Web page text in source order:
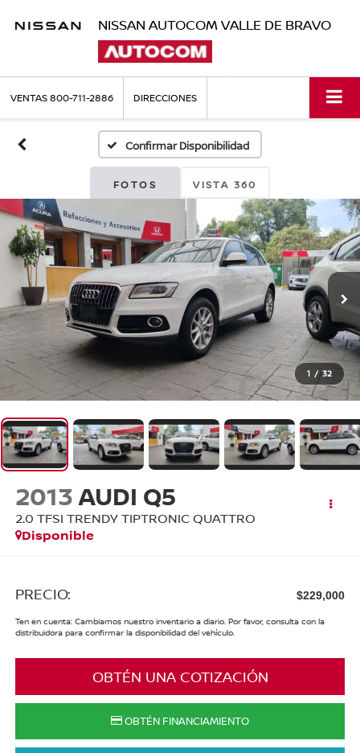
NISSAN AUTOCOM VALLE DE BRAVO
VENTAS800-711-2886 DIRECCIONES
Confirmar Disponibilidad
FOTOS VISTA 360
1 / 32
2013AUDI Q5
2.0 TFSI TRENDY TIPTRONIC QUATTRO
Disponible
PRECIO: $229,000
Ten en cuenta: Cambiamos nuestro inventario a diario. Por favor, consulta con la
distribuidora para confirmar la disponibilidad del vehículo.
OBTÉN UNA COTIZACIÓN
OBTÉN FINANCIAMIENTO